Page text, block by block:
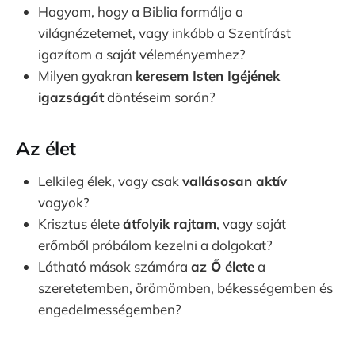
Hagyom, hogy a Biblia formálja a
világnézetemet, vagy inkább a Szentírást
igazítom a saját véleményemhez?
Milyen gyakran keresem Isten Igéjének
igazságátdöntéseim során?
Az élet
Lelkileg élek, vagy csak vallásosan aktív
vagyok?
Krisztus életeátfolyik rajtam, vagy saját
erőmből próbálom kezelni a dolgokat?
Látható mások számára az Ő életea
szeretetemben, örömömben, békességemben és
engedelmességemben?